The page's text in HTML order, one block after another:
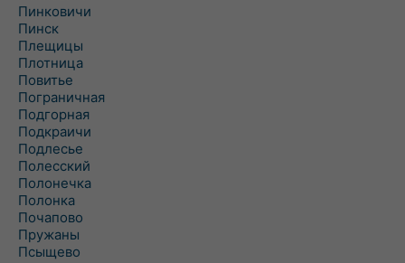
Пинковичи
Пинск
Плещицы
Плотница
Повитье
Пограничная
Подгорная
Подкраичи
Подлесье
Полесский
Полонечка
Полонка
Почапово
Пружаны
Псыщево